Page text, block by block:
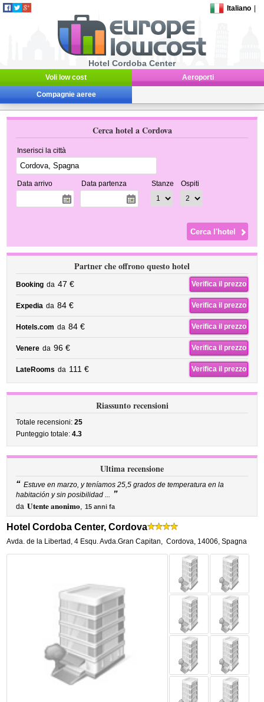
Italiano
Hotel Cordoba Center
Voli low cost Aeroporti
Compagnie aeree
Cerca hotel a Cordova
Inserisci la città
Data arrivo Data partenza Stanze Ospiti
Partner che offrono questo hotel
Booking da 47 € Verifica il prezzo
Expedia da 84 € Verifica il prezzo
Hotels.com da 84 € Verifica il prezzo
Venere da 96 € Verifica il prezzo
LateRooms da 111 € Verifica il prezzo
Riassunto recensioni
Totale recensioni:25
Punteggio totale:4.3
Ultima recensione
“ Estuve en marzo, y teníamos 25,5 grados de temperatura en la
habitación y sin posibilidad ... ”
da Utente anonimo, 15 anni fa
Hotel Cordoba Center, Cordova
Avda. de la Libertad, 4 Esqu. Avda.Gran Capitan, Cordova, 14006, Spagna